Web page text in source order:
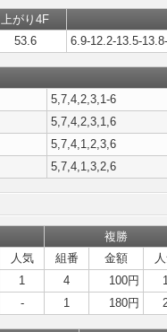
上がり4F
53.6 6.9-12.2-13.5-
5,7,4,2,3,1-6
5,7,4,2,3,1,6
5,7,4,1,2,3,6
5,7,4,1,3,2,6
複勝
人気 組番 金額
1 4 100円
- 1 180円